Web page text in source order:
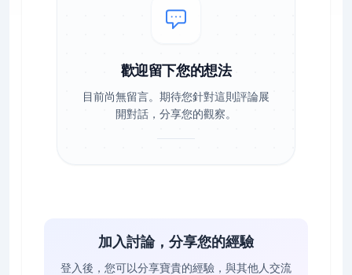
歡迎留下您的想法
目前尚無留言。期待您針對這則評論展
開對話，分享您的觀察。
加入討論，分享您的經驗
登入後，您可以分享寶貴的經驗，與其他人交流